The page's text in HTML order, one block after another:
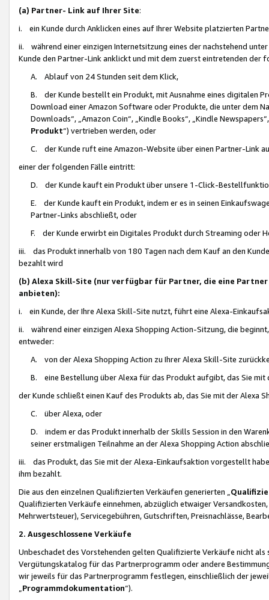
(a) Partner- Link auf Ihrer Site:
i. ein Kunde durch Anklicken eines auf Ihrer Website platzierten
ii. während einer einzigen Internetsitzung eines der nachstehend
Kunde den Partner-Link anklickt und mit dem zuerst eintretenden der
A. Ablauf von 24 Stunden seit dem Klick,
B. der Kunde bestellt ein Produkt, mit Ausnahme eines digitalen
Download einer Amazon Software oder Produkte, die unter dem
Downloads“, „Amazon Coin“, „Kindle Books“, „Kindle
Produkt“) vertrieben werden, oder
C. der Kunde ruft eine Amazon-Website über einen Partner-Link
einer der folgenden Fälle eintritt:
D. der Kunde kauft ein Produkt über unsere 1-Click-
E. der Kunde kauft ein Produkt, indem er es in seinen
Partner-Links abschließt, oder
F. der Kunde erwirbt ein Digitales Produkt durch Streaming oder
iii. das Produkt innerhalb von 180 Tagen nach dem Kauf an den
bezahlt wird
(b) Alexa Skill-Site (nur verfügbar für Partner, die eine
anbieten):
i. ein Kunde, der Ihre Alexa Skill-Site nutzt, führt eine Alexa-
ii. während einer einzigen Alexa Shopping Action-Sitzung, die
entweder:
A. von der Alexa Shopping Action zu Ihrer Alexa Skill-Site
B. eine Bestellung über Alexa für das Produkt aufgibt, das Sie mit
der Kunde schließt einen Kauf des Produkts ab, das Sie mit der Alexa
C. über Alexa, oder
D. indem er das Produkt innerhalb der Skills Session in den
seiner erstmaligen Teilnahme an der Alexa Shopping Action
iii. das Produkt, das Sie mit der Alexa-Einkaufsaktion vorgestellt
ihm bezahlt.
Die aus den einzelnen Qualifizierten Verkäufen generierten „
Qualifizierten Verkäufe einnehmen, abzüglich etwaiger
Mehrwertsteuer), Servicegebühren, Gutschriften, Preisnachlässe,
2. Ausgeschlossene Verkäufe
Unbeschadet des Vorstehenden gelten Qualifizierte Verkäufe nicht
Vergütungskatalog für das Partnerprogramm oder andere
wir jeweils für das Partnerprogramm festlegen, einschließlich der
Programmdokumentation“).